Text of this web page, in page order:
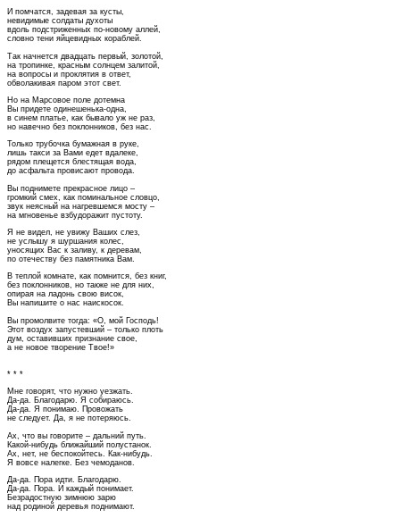
И помчатся, задевая за кусты,
невидимые солдаты духоты
вдоль подстриженных по-новому аллей,
словно тени яйцевидных кораблей.
Так начнется двадцать первый, золотой,
на тропинке, красным солнцем залитой,
на вопросы и проклятия в ответ,
обволакивая паром этот свет.
Но на Марсовое поле дотемна
Вы придете одинешенька-одна,
в синем платье, как бывало уж не раз,
но навечно без поклонников, без нас.
Только трубочка бумажная в руке,
лишь такси за Вами едет вдалеке,
рядом плещется блестящая вода,
до асфальта провисают провода.
Вы поднимете прекрасное лицо –
громкий смех, как поминальное словцо,
звук неясный на нагревшемся мосту –
на мгновенье взбудоражит пустоту.
Я не видел, не увижу Ваших слез,
не услышу я шуршания колес,
уносящих Вас к заливу, к деревам,
по отечеству без памятника Вам.
В теплой комнате, как помнится, без книг,
без поклонников, но также не для них,
опирая на ладонь свою висок,
Вы напишите о нас наискосок.
Вы промолвите тогда: «О, мой Господь!
Этот воздух запустевший – только плоть
дум, оставивших признание свое,
а не новое творение Твое!»
* * *
Мне говорят, что нужно уезжать.
Да-да. Благодарю. Я собираюсь.
Да-да. Я понимаю. Провожать
не следует. Да, я не потеряюсь.
Ах, что вы говорите – дальний путь.
Какой-нибудь ближайший полустанок.
Ах, нет, не беспокойтесь. Как-нибудь.
Я вовсе налегке. Без чемоданов.
Да-да. Пора идти. Благодарю.
Да-да. Пора. И каждый понимает.
Безрадостную зимнюю зарю
над родиной деревья поднимают.